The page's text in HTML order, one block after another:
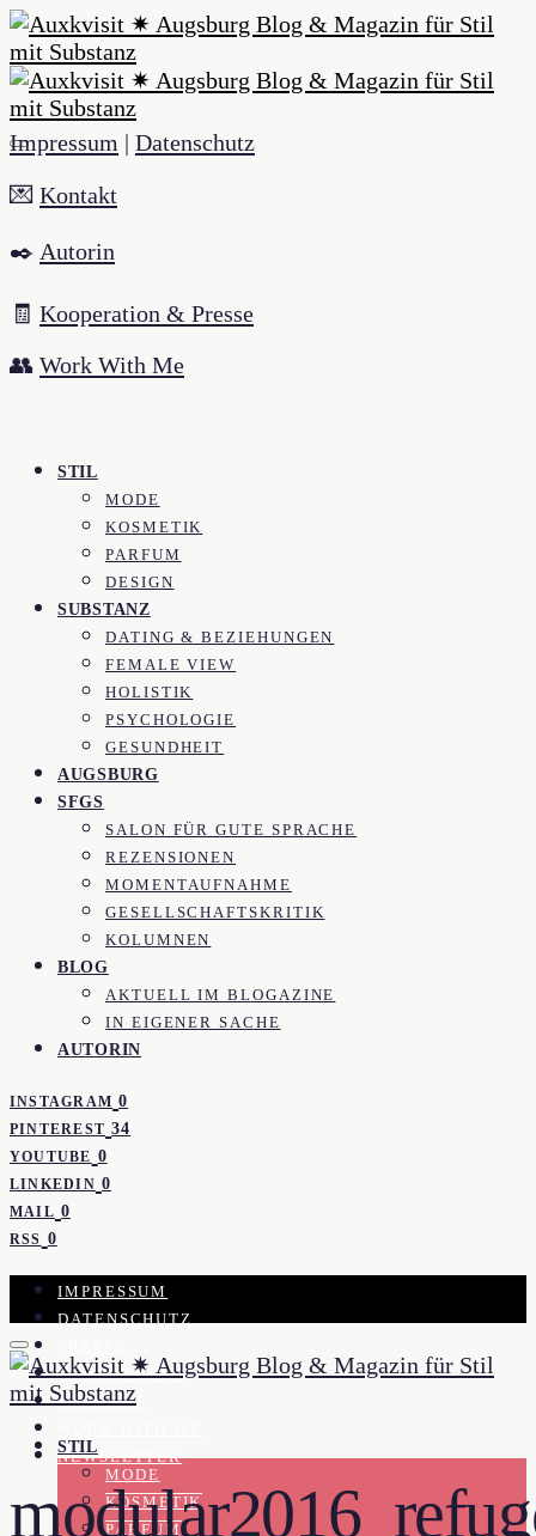
Impressum | Datenschutz
💌 Kontakt
✒️ Autorin
🧾 Kooperation & Presse
👥 Work With Me
STIL
MODE
KOSMETIK
PARFUM
DESIGN
SUBSTANZ
DATING & BEZIEHUNGEN
FEMALE VIEW
HOLISTIK
PSYCHOLOGIE
GESUNDHEIT
AUGSBURG
SFGS
SALON FÜR GUTE SPRACHE
REZENSIONEN
MOMENTAUFNAHME
GESELLSCHAFTSKRITIK
KOLUMNEN
BLOG
AKTUELL IM BLOGAZINE
IN EIGENER SACHE
AUTORIN
INSTAGRAM 0
PINTEREST 34
YOUTUBE 0
LINKEDIN 0
MAIL 0
RSS 0
IMPRESSUM
DATENSCHUTZ
KOOPERATION
KONTAKT
NEWSLETTER
STIL
MODE
KOSMETIK
PARFUM